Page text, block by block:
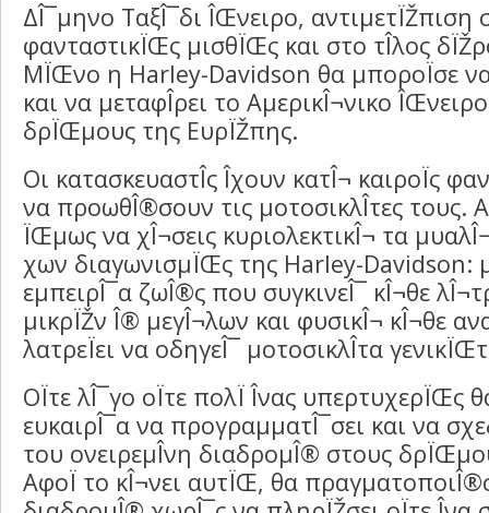
ΔÎ¯μηνο ΤαξÎ¯δι ÎŒνειρο, αντιμετÏŽπιση
φανταστικÏŒς μισθÏŒς και στο τÎ­λος
ΜÏŒνο η Harley-Davidson θα μποροÏσε
και να μεταφÎ­ρει το ΑμερικÎ¬νικο
δρÏŒμους της ΕυρÏŽπης.
Οι κατασκευαστÎ­ς Î­χουν κατÎ¬ καιροÏς
να προωθÎ®σουν τις μοτοσικλÎ­τες τους.
ÏŒμως να χÎ¬σεις κυριολεκτικÎ¬ τα
χων διαγωνισμÏŒς της Harley-Davidson:
εμπειρÎ¯α ζωÎ®ς που συγκινεÎ¯ κÎ¬θε
μικρÏŽν Î® μεγÎ¬λων και φυσικÎ¬ κÎ¬θε
λατρεÏει να οδηγεÎ¯ μοτοσικλÎ­τα
ΟÏτε λÎ¯γο οÏτε πολÏ Î­νας υπερτυχερÏŒς
ευκαιρÎ¯α να προγραμματÎ¯σει και να
του ονειρεμÎ­νη διαδρομÎ® στους
ΑφοÏ το κÎ¬νει αυτÏŒ, θα